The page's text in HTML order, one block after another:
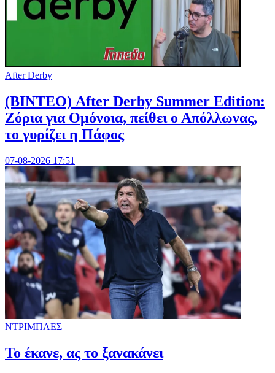
After Derby
(ΒΙΝΤΕΟ) After Derby Summer Edition:
Ζόρια για Ομόνοια, πείθει ο Απόλλωνας,
το γυρίζει η Πάφος
07-08-2026 17:51
ΝΤΡΙΜΠΛΕΣ
Το έκανε, ας το ξανακάνει